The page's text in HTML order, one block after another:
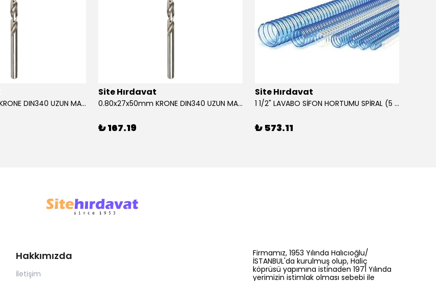
0.80x27x50mm KRONE DIN340 UZUN MATKAP UCU HSS 10 Adet
Site Hırdavat
0.80x27x50mm KRONE DIN340 UZUN MATKAP UCU HSS 10 Adet
₺ 167.19
Site Hırdavat
1 1/2" LAVABO SİFON HORTUMU SPİRAL (5 MT)
₺ 573.11
Hakkımızda
İletişim
Firmamız, 1953 Yılında Halıcıoğlu/
İSTANBUL'da kurulmuş olup, Haliç
köprüsü yapımına istinaden 1971 Yılında
yerimizin istimlak olması sebebi ile